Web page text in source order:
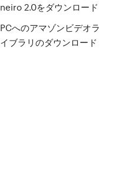
neiro 2.0をダウンロード
PCへのアマゾンビデオラ
イブラリのダウンロード